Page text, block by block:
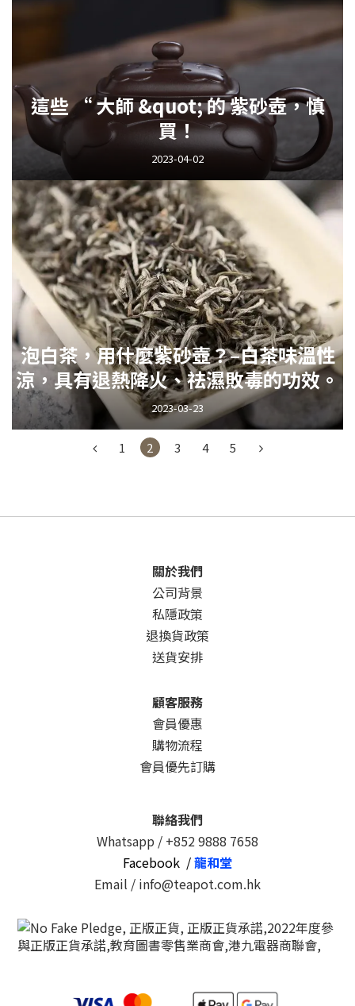
這些 “ 大師 &quot; 的 紫砂壺，慎
買！
2023-04-02
泡白茶，用什麼紫砂壺？–白茶味溫性
涼，具有退熱降火、祛濕敗毒的功效。
2023-03-23
1 2 3 4 5
關於我們
公司背景
私隱政策
退換貨政策
送貨安排
顧客服務
會員優惠
購物流程
會員優先訂購
聯絡我們
Whatsapp / +852 9888 7658
Facebook /龍和堂
Email / info@teapot.com.hk